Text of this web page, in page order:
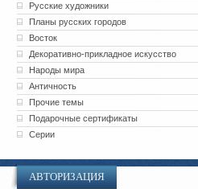
Русские художники
Планы русских городов
Восток
Декоративно-прикладное искусство
Народы мира
Античность
Прочие темы
Подарочные сертификаты
Серии
АВТОРИЗАЦИЯ